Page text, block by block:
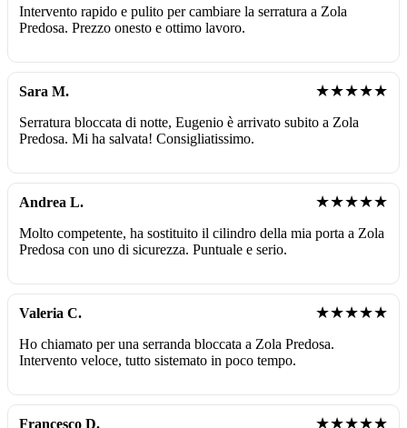
Intervento rapido e pulito per cambiare la serratura a Zola
Predosa. Prezzo onesto e ottimo lavoro.
Sara M. ★★★★★
Serratura bloccata di notte, Eugenio è arrivato subito a Zola
Predosa. Mi ha salvata! Consigliatissimo.
Andrea L. ★★★★★
Molto competente, ha sostituito il cilindro della mia porta a Zola
Predosa con uno di sicurezza. Puntuale e serio.
Valeria C. ★★★★★
Ho chiamato per una serranda bloccata a Zola Predosa.
Intervento veloce, tutto sistemato in poco tempo.
Francesco D. ★★★★★